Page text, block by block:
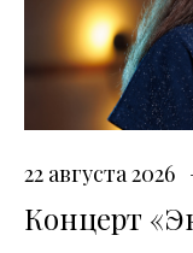
22 августа 2026
Концерт